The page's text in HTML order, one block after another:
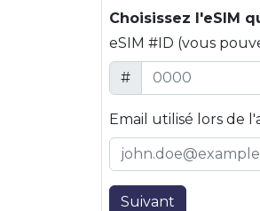
Choisissez l'eSIM
eSIM #ID (vous
#
Email utilisé lors de
Suivant